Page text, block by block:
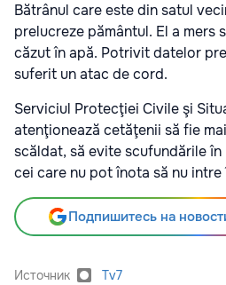
Bătrânul care este din satul
prelucreze pământul. El a mers
căzut în apă. Potrivit datelor
suferit un atac de cord.
Serviciul Protecţiei Civile şi
atenţionează cetăţenii să fie
scăldat, să evite scufundările
cei care nu pot înota să nu intre
Подпишитесь на
Источник Tv7